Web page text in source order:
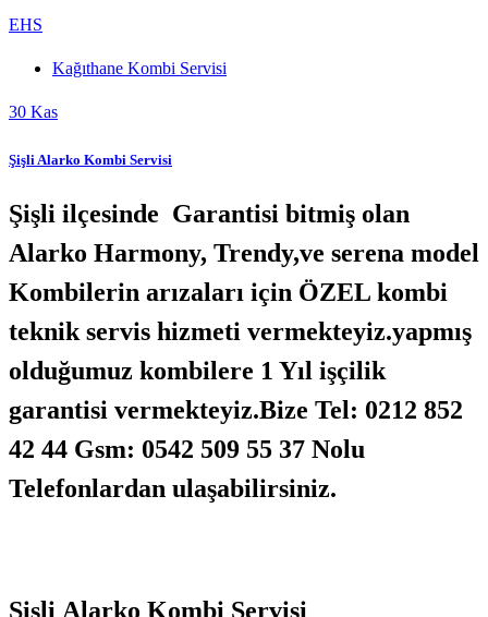
EHS
Kağıthane Kombi Servisi
30 Kas
Şişli Alarko Kombi Servisi
Şişli ilçesinde Garantisi bitmiş olan
Alarko Harmony, Trendy,ve serena model
Kombilerin arızaları için ÖZEL kombi
teknik servis hizmeti vermekteyiz.yapmış
olduğumuz kombilere 1 Yıl işçilik
garantisi vermekteyiz.Bize Tel: 0212 852
42 44 Gsm: 0542 509 55 37 Nolu
Telefonlardan ulaşabilirsiniz.
Şişli Alarko Kombi Servisi